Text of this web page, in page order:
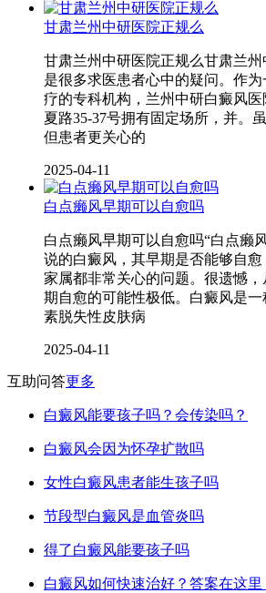
甘肃兰州中研医院正规么
甘肃兰州中研医院正规么甘肃兰
是很多求医患者心中的疑问。作
疗的专科机构，兰州中研白癜风
夏路35-37号拥有固定场所，并。
但患者更关心的
2025-04-11
白点癞风早期可以自愈吗
白点癞风早期可以自愈吗“白点癞
说的白癜风，其早期是否能够自
家属都非常关心的问题。很遗憾
期自愈的可能性极低。白癜风是
素脱失性皮肤病
2025-04-11
互助问答更多
白癜风能要孩子吗？会传染吗？
白癜风会因为怀孕扩散吗
女性白癜风患者能生孩子吗
节段型白癜风是血管炎吗
得了白癜风能要孩子吗
白癜风如何快速治好？答案在这里